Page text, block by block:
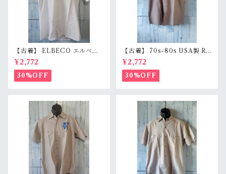
【古着】 ELBECO エルベコ
半袖 ワークシャツ L（身幅63.
5cm） ホワイト 白 ビッグシ
ルエット オーバーサイズ Ran
kB
¥2,772
30%OFF
【古着】 70s-80s USA製 RE
D KAP 半袖 ワークシャツ L
（身幅62cm） チャコール レ
ッドキャップ ヴィンテージ Ra
nkC
¥2,772
30%OFF